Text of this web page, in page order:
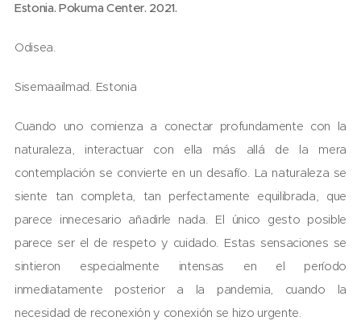
Estonia. Pokuma Center. 2021.
Odisea.
Sisemaailmad. Estonia
Cuando uno comienza a conectar profundamente con la
naturaleza, interactuar con ella más allá de la mera
contemplación se convierte en un desafío. La naturaleza se
siente tan completa, tan perfectamente equilibrada, que
parece innecesario añadirle nada. El único gesto posible
parece ser el de respeto y cuidado. Estas sensaciones se
sintieron especialmente intensas en el período
inmediatamente posterior a la pandemia, cuando la
necesidad de reconexión y conexión se hizo urgente.